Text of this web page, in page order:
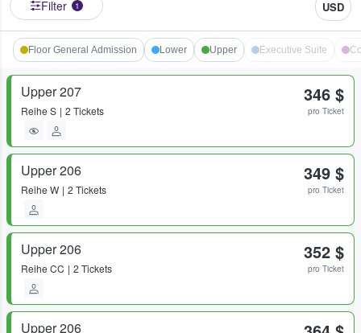
Filter 1 USD
Floor General Admission Lower Upper Executive Suite
Upper 207
Reihe S 2 Tickets
346 $
pro Ticket
Upper 206
Reihe W 2 Tickets
349 $
pro Ticket
Upper 206
Reihe CC 2 Tickets
352 $
pro Ticket
Upper 206